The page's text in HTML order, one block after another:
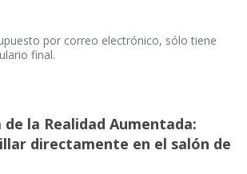
por correo electrónico, sólo tiene
final.
de la Realidad Aumentada:
directamente en el salón de